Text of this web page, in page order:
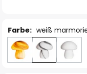
Farbe: weiß